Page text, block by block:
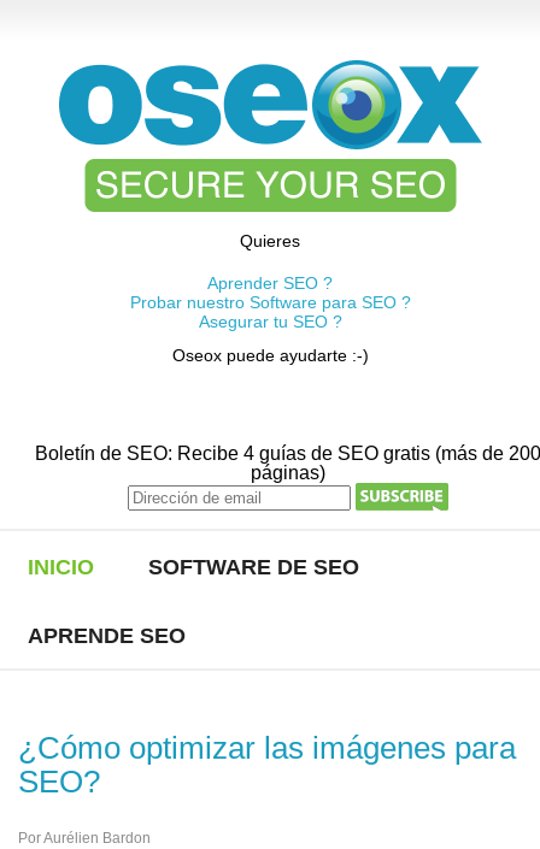
Quieres
Aprender SEO ?
Probar nuestro Software para SEO ?
Asegurar tu SEO ?
Oseox puede ayudarte :-)
Boletín de SEO: Recibe 4 guías de SEO gratis (más de 200
páginas)
INICIO SOFTWARE DE SEO
APRENDE SEO
¿Cómo optimizar las imágenes para
SEO?
Por Aurélien Bardon